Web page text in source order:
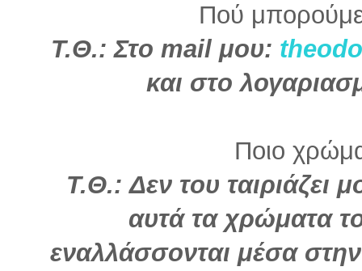
Πού
Τ.Θ.: Στο mail μου:
και στο
Ποιο χρώμα
Τ.Θ.: Δεν του ταιριάζει
αυτά τα χρώματα
εναλλάσσονται μέσα